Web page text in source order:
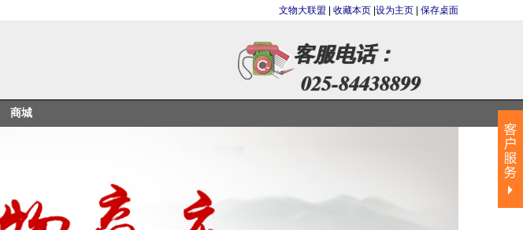
文物大联盟 收藏本页 设为主页 保存桌面
客服电话：
025-84438899
商城